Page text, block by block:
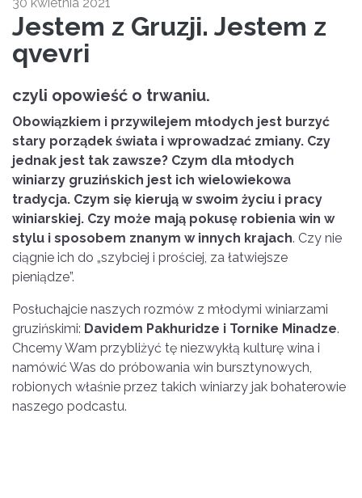
Jestem z Gruzji. Jestem z
qvevri
czyli opowieść o trwaniu.
Obowiązkiem i przywilejem młodych jest burzyć
stary porządek świata i wprowadzać zmiany. Czy
jednak jest tak zawsze? Czym dla młodych
winiarzy gruzińskich jest ich wielowiekowa
tradycja. Czym się kierują w swoim życiu i pracy
winiarskiej. Czy może mają pokusę robienia win w
stylu i sposobem znanym w innych krajach. Czy nie
ciągnie ich do „szybciej i prościej, za łatwiejsze
pieniądze”.
Posłuchajcie naszych rozmów z młodymi winiarzami
gruzińskimi: Davidem Pakhuridze i Tornike Minadze.
Chcemy Wam przybliżyć tę niezwykłą kulturę wina i
namówić Was do próbowania win bursztynowych,
robionych właśnie przez takich winiarzy jak bohaterowie
naszego podcastu.